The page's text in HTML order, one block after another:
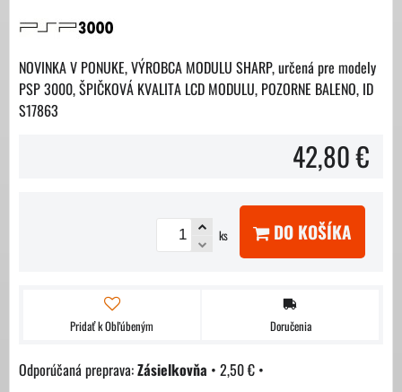
NOVINKA V PONUKE, VÝROBCA MODULU SHARP, určená pre modely
PSP 3000, ŠPIČKOVÁ KVALITA LCD MODULU, POZORNE BALENO, ID
S17863
42,80 €
ks DO KOŠÍKA
Pridať k Obľúbeným Doručenia
Zásielkovňa • 2,50 € •